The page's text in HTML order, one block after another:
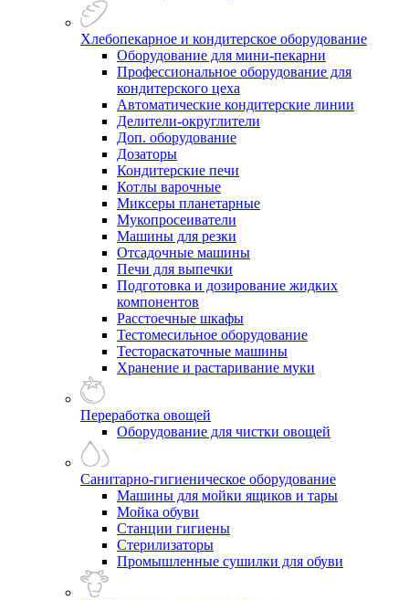
Хлебопекарное и кондитерское оборудование
Оборудование для мини-пекарни
Профессиональное оборудование для
кондитерского цеха
Автоматические кондитерские линии
Делители-округлители
Доп. оборудование
Дозаторы
Кондитерские печи
Котлы варочные
Миксеры планетарные
Мукопросеиватели
Машины для резки
Отсадочные машины
Печи для выпечки
Подготовка и дозирование жидких
компонентов
Расстоечные шкафы
Тестомесильное оборудование
Тестораскаточные машины
Хранение и растаривание муки
Переработка овощей
Оборудование для чистки овощей
Санитарно-гигиеническое оборудование
Машины для мойки ящиков и тары
Мойка обуви
Станции гигиены
Стерилизаторы
Промышленные сушилки для обуви